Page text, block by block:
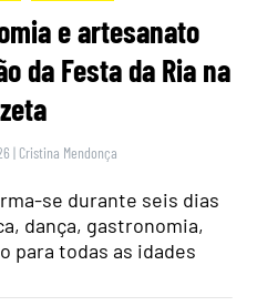
e artesanato
da Festa da Ria na
| Cristina Mendonça
se durante seis dias
dança, gastronomia,
para todas as idades